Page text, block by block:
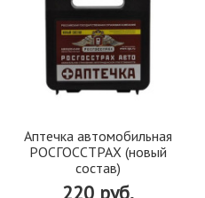
Аптечка автомобильная
РОСГОССТРАХ (новый
состав)
220 руб.